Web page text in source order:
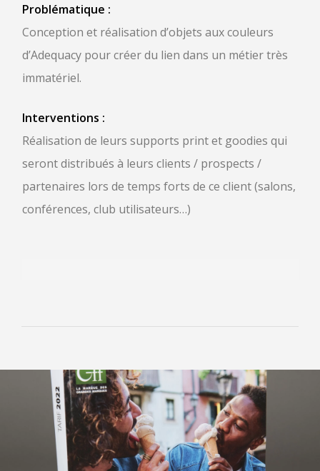
Problématique :
Conception et réalisation d’objets aux couleurs
d’Adequacy pour créer du lien dans un métier très
immatériel.
Interventions :
Réalisation de leurs supports print et goodies qui
seront distribués à leurs clients / prospects /
partenaires lors de temps forts de ce client (salons,
conférences, club utilisateurs…)